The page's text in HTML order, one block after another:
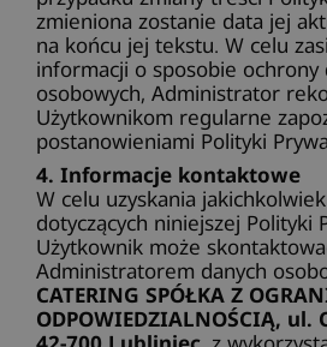
zmieniona zostanie data jej
na końcu jej tekstu. W celu
informacji o sposobie ochrony
osobowych, Administrator
Użytkownikom regularne
postanowieniami Polityki
4. Informacje kontaktowe
W celu uzyskania
dotyczących niniejszej Polityki
Użytkownik może
Administratorem danych
CATERING SPÓŁKA Z
ODPOWIEDZIALNOŚCIĄ,